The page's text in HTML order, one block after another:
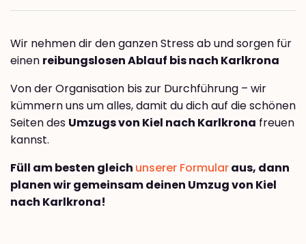
Wir nehmen dir den ganzen Stress ab und sorgen für
einen reibungslosen Ablauf bis nach Karlkrona
Von der Organisation bis zur Durchführung – wir
kümmern uns um alles, damit du dich auf die schönen
Seiten des Umzugs von Kiel nach Karlkrona freuen
kannst.
Füll am besten gleich unserer Formularaus, dann
planen wir gemeinsam deinen Umzug von Kiel
nach Karlkrona!